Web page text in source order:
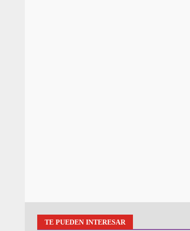
TE PUEDEN INTERESAR